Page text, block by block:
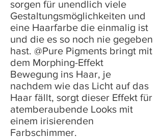
sorgen für unendlich viele
Gestaltungsmöglichkeiten und
eine Haarfarbe die einmalig ist
und die es so noch nie gegeben
hast. @Pure Pigments bringt mit
dem Morphing-Effekt
Bewegung ins Haar, je
nachdem wie das Licht auf das
Haar fällt, sorgt dieser Effekt für
atemberaubende Looks mit
einem irisierenden
Farbschimmer.